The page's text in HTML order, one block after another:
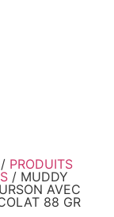
/ PRODUITS
/ MUDDY
AVEC
88 GR